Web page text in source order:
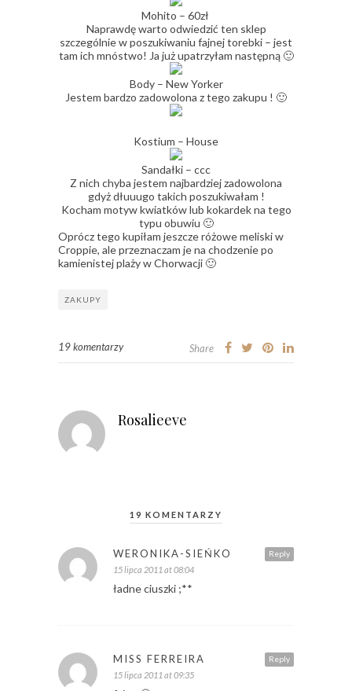
Mohito – 60zł
Naprawdę warto odwiedzić ten sklep
szczególnie w poszukiwaniu fajnej torebki – jest
tam ich mnóstwo! Ja już upatrzyłam następną 🙂
Body – New Yorker
Jestem bardzo zadowolona z tego zakupu ! 🙂
Kostium – House
Sandałki – ccc
Z nich chyba jestem najbardziej zadowolona
gdyż dłuuugo takich poszukiwałam !
Kocham motyw kwiatków lub kokardek na tego
typu obuwiu 🙂
Oprócz tego kupiłam jeszcze różowe meliski w
Croppie, ale przeznaczam je na chodzenie po
kamienistej plaży w Chorwacji 🙂
ZAKUPY
19 komentarzy Share
Rosalieeve
19 KOMENTARZY
Reply
WERONIKA-SIEŃKO
15 lipca 2011 at 08:04
ładne ciuszki ;**
Reply
MISS FERREIRA
15 lipca 2011 at 09:35